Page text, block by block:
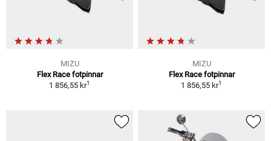
MIZU
Flex Race fotpinnar
1 856,55 kr1
MIZU
Flex Race fotpinnar
1 856,55 kr1